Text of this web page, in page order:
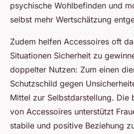
psychische Wohlbefinden und
selbst mehr Wertschätzung
Zudem helfen Accessoires oft
Situationen Sicherheit zu
doppelter Nutzen: Zum einen
Schutzschild gegen
Mittel zur Selbstdarstellung. Die
von Accessoires unterstützt
stabile und positive Beziehung